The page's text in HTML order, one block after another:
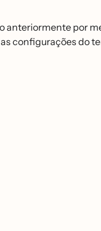
anteriormente por
configurações do